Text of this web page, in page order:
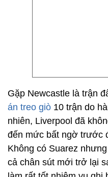
Gặp Newcastle là trận
án treo giò 10 trận do
nhiên, Liverpool đã
đến mức bất ngờ trước
Không có Suarez
cả chân sút mới trở lại